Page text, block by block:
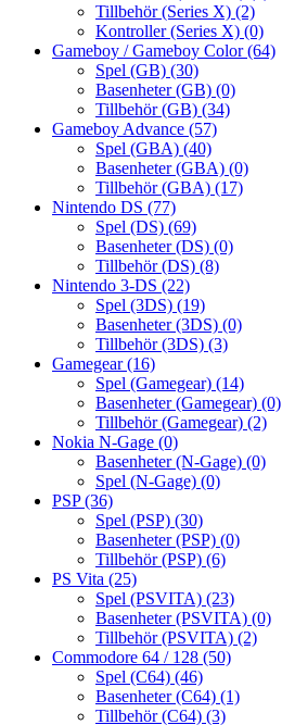
Tillbehör (Series X) (2)
Kontroller (Series X) (0)
Gameboy / Gameboy Color(64)
Spel (GB) (30)
Basenheter (GB) (0)
Tillbehör (GB) (34)
Gameboy Advance (57)
Spel (GBA) (40)
Basenheter (GBA) (0)
Tillbehör (GBA) (17)
Nintendo DS (77)
Spel (DS) (69)
Basenheter (DS) (0)
Tillbehör (DS) (8)
Nintendo 3-DS (22)
Spel (3DS) (19)
Basenheter (3DS) (0)
Tillbehör (3DS) (3)
Gamegear(16)
Spel (Gamegear) (14)
Basenheter (Gamegear) (0)
Tillbehör (Gamegear) (2)
Nokia N-Gage (0)
Basenheter (N-Gage) (0)
Spel (N-Gage) (0)
PSP(36)
Spel (PSP) (30)
Basenheter (PSP) (0)
Tillbehör (PSP) (6)
PS Vita (25)
Spel (PSVITA) (23)
Basenheter (PSVITA) (0)
Tillbehör (PSVITA) (2)
Commodore 64 / 128 (50)
Spel (C64) (46)
Basenheter (C64) (1)
Tillbehör (C64) (3)